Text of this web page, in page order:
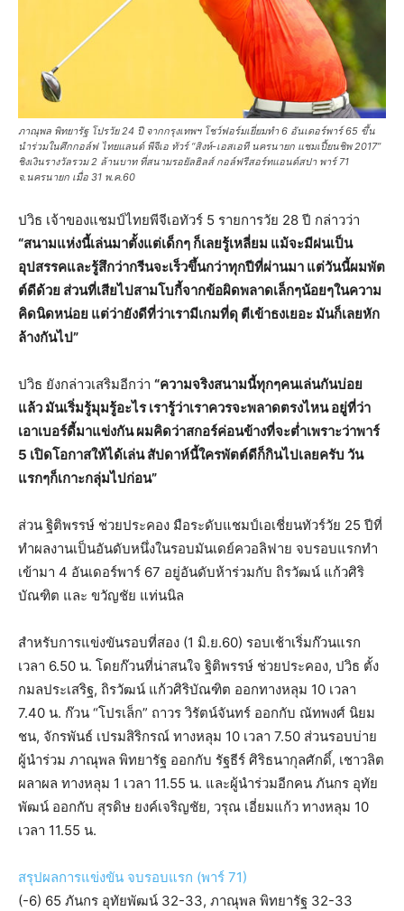
ภาณุพล พิทยารัฐ โปรวัย 24 ปี จากกรุงเทพฯ โชว์ฟอร์มเยี่ยมทำ 6 อันเดอร์พาร์ 65 ขึ้น
นำร่วมในศึกกอล์ฟ ไทยแลนด์ พีจีเอ ทัวร์ “สิงห์-เอสเอที นครนายก แชมเปี้ยนชิพ 2017”
ชิงเงินรางวัลรวม 2 ล้านบาท ที่สนามรอยัลฮิลส์ กอล์ฟรีสอร์ทแอนด์สปา พาร์ 71
จ.นครนายก เมื่อ 31 พ.ค.60
ปวิธ เจ้าของแชมป์ไทยพีจีเอทัวร์ 5 รายการวัย 28 ปี กล่าวว่า
“สนามแห่งนี้เล่นมาตั้งแต่เด็กๆ ก็เลยรู้เหลี่ยม แม้จะมีฝนเป็น
อุปสรรคและรู้สึกว่ากรีนจะเร็วขึ้นกว่าทุกปีที่ผ่านมา แต่วันนี้ผมพัต
ต์ดีด้วย ส่วนที่เสียไปสามโบกี้จากข้อผิดพลาดเล็กๆน้อยๆในความ
คิดนิดหน่อย แต่ว่ายังดีที่ว่าเรามีเกมที่ดุ ตีเข้าธงเยอะ มันก็เลยหัก
ล้างกันไป”
ปวิธ ยังกล่าวเสริมอีกว่า “ความจริงสนามนี้ทุกๆคนเล่นกันบ่อย
แล้ว มันเริ่มรู้มุมรู้อะไร เรารู้ว่าเราควรจะพลาดตรงไหน อยู่ที่ว่า
เอาเบอร์ดี้มาแข่งกัน ผมคิดว่าสกอร์ค่อนข้างที่จะต่ำเพราะว่าพาร์
5 เปิดโอกาสให้ได้เล่น สัปดาห์นี้ใครพัตต์ดีก็กินไปเลยครับ วัน
แรกๆก็เกาะกลุ่มไปก่อน”
ส่วน ฐิติพรรษ์ ช่วยประคอง มือระดับแชมป์เอเชี่ยนทัวร์วัย 25 ปีที่
ทำผลงานเป็นอันดับหนึ่งในรอบมันเดย์ควอลิฟาย จบรอบแรกทำ
เข้ามา 4 อันเดอร์พาร์ 67 อยู่อันดับห้าร่วมกับ ถิรวัฒน์ แก้วศิริ
บัณฑิต และ ขวัญชัย แท่นนิล
สำหรับการแข่งขันรอบที่สอง (1 มิ.ย.60) รอบเช้าเริ่มก๊วนแรก
เวลา 6.50 น. โดยก๊วนที่น่าสนใจ ฐิติพรรษ์ ช่วยประคอง, ปวิธ ตั้ง
กมลประเสริฐ, ถิรวัฒน์ แก้วศิริบัณฑิต ออกทางหลุม 10 เวลา
7.40 น. ก๊วน “โปรเล็ก” ถาวร วิรัตน์จันทร์ ออกกับ ณัทพงศ์ นิยม
ชน, จักรพันธ์ เปรมสิริกรณ์ ทางหลุม 10 เวลา 7.50 ส่วนรอบบ่าย
ผู้นำร่วม ภาณุพล พิทยารัฐ ออกกับ รัฐธีร์ ศิริธนากุลศักดิ์, เชาวลิต
ผลาผล ทางหลุม 1 เวลา 11.55 น. และผู้นำร่วมอีกคน ภันกร อุทัย
พัฒน์ ออกกับ สุรดิษ ยงค์เจริญชัย, วรุณ เอี่ยมแก้ว ทางหลุม 10
เวลา 11.55 น.
สรุปผลการแข่งขัน จบรอบแรก (พาร์ 71)
(-6) 65 ภันกร อุทัยพัฒน์ 32-33, ภาณุพล พิทยารัฐ 32-33